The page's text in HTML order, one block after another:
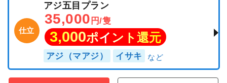
仕立
アジ五目プラン
35,000 円/隻
3,000ポイント還元
アジ（マアジ） イサキ